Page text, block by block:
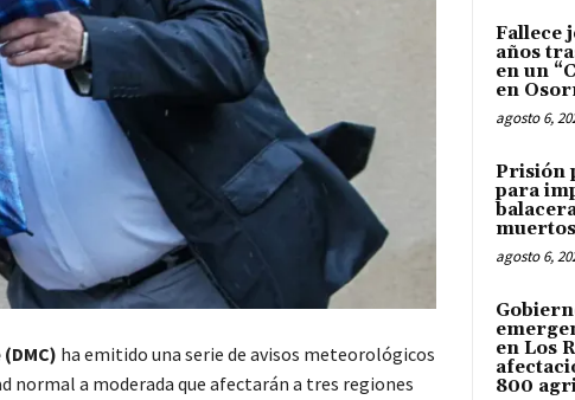
ha emitido una serie de avisos meteorológicos
normal a moderada que afectarán a tres regiones
Fallece
años
en un
en
agosto 6,
Prisión
para
muertos
agosto 6,
en Los
800